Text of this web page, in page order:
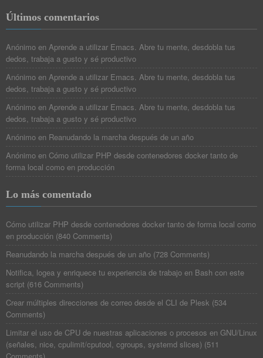
Últimos comentarios
Anónimo en Aprende a utilizar Emacs. Abre tu mente, desdobla tus
dedos, trabaja a gusto y sé productivo
Anónimo en Aprende a utilizar Emacs. Abre tu mente, desdobla tus
dedos, trabaja a gusto y sé productivo
Anónimo en Aprende a utilizar Emacs. Abre tu mente, desdobla tus
dedos, trabaja a gusto y sé productivo
Anónimo en Reanudando la marcha después de un año
Anónimo en Cómo utilizar PHP desde contenedores docker tanto de
forma local como en producción
Lo más comentado
Cómo utilizar PHP desde contenedores docker tanto de forma local como
en producción (840 Comments)
Reanudando la marcha después de un año (728 Comments)
Notifica, logea y enriquece tu experiencia de trabajo en Bash con este
script (616 Comments)
Crear múltiples direcciones de correo desde el CLI de Plesk (534
Comments)
Limitar el uso de CPU de nuestras aplicaciones o procesos en GNU/Linux
(señales, nice, cpulimit/cputool, cgroups, systemd slices) (511
Comments)